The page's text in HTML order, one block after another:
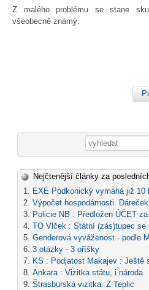
Z malého problému se stane
všeobecně známý.
Vyhledávání
Nejčtenější články za
EXE Podkonický vymáhá již 10
Výpočet hospodárnosti.
Policie NB : Předložen ÚČET
TO Vlček : Státní (zás)tupec se
Genderová vyváženost - podle
3 otázky - 3 oříšky
KS : Podjatost Makajev : Ještě
Ankara : Vizitka státu, i národa
Štrasburská vizitka. Z Teplic